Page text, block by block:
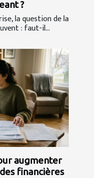
?
la question de la
: faut-il...
augmenter
financières